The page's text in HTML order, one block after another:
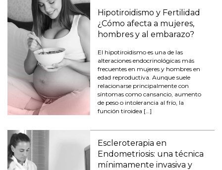
Hipotiroidismo y Fertilidad
¿Cómo afecta a mujeres,
hombres y al embarazo?
El hipotiroidismo es una de las
alteraciones endocrinológicas más
frecuentes en mujeres y hombres en
edad reproductiva. Aunque suele
relacionarse principalmente con
síntomas como cansancio, aumento
de peso o intolerancia al frío, la
función tiroidea […]
Escleroterapia en
Endometriosis: una técnica
mínimamente invasiva y